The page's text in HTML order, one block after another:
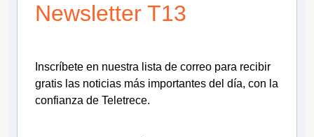
Newsletter T13
Inscríbete en nuestra lista de correo para recibir
gratis las noticias más importantes del día, con la
confianza de Teletrece.